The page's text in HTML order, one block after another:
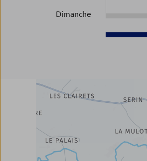
Dimanche